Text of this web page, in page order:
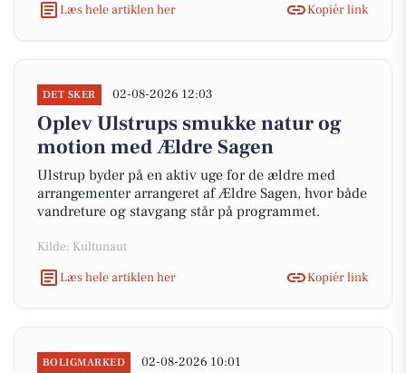
Læs hele artiklen her
Kopiér link
DET SKER 02-08-2026 12:03
Oplev Ulstrups smukke natur og
motion med Ældre Sagen
Ulstrup byder på en aktiv uge for de ældre med
arrangementer arrangeret af Ældre Sagen, hvor både
vandreture og stavgang står på programmet.
Kilde: Kultunaut
Læs hele artiklen her
Kopiér link
BOLIGMARKED 02-08-2026 10:01